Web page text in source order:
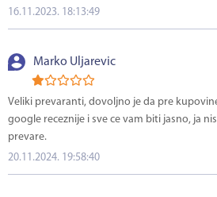
16.11.2023. 18:13:49
Marko Uljarevic
Veliki prevaranti, dovoljno je da pre
google receznije i sve ce vam biti jasno, ja
prevare.
20.11.2024. 19:58:40